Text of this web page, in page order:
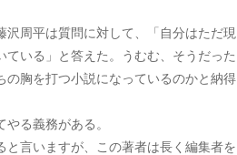
周平は質問に対して、「自分はただ現
いる」と答えた。うむむ、そうだった
胸を打つ小説になっているのかと納得
る義務がある。
言いますが、この著者は長く編集者を